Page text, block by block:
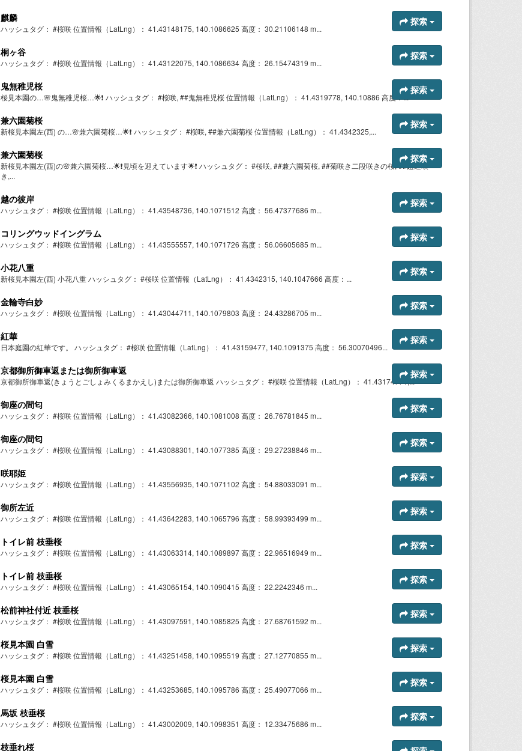
麒麟
ハッシュタグ： #桜咲 位置情報（LatLng）： 41.43148175, 140.1086625 高度： 30.21106148 m...
探索
桐ヶ谷
ハッシュタグ： #桜咲 位置情報（LatLng）： 41.43122075, 140.1086634 高度： 26.15474319 m...
探索
鬼無稚児桜
桜見本園の…🌸鬼無稚児桜…🌟❗ ハッシュタグ： #桜咲, ##鬼無稚児桜 位置情報（LatLng）： 41.4319778, 140.10886 高度：...
探索
兼六園菊桜
新桜見本園左(西) の…🌸兼六園菊桜…🌟❗ ハッシュタグ： #桜咲, ##兼六園菊桜 位置情報（LatLng）： 41.4342325,...
探索
兼六園菊桜
新桜見本園左(西)の🌸兼六園菊桜…🌟❗見頃を迎えています🌟❗ ハッシュタグ： #桜咲, ##兼六園菊桜, ##菊咲き二段咲きの桜, ##超遅咲
き,...
探索
越の彼岸
ハッシュタグ： #桜咲 位置情報（LatLng）： 41.43548736, 140.1071512 高度： 56.47377686 m...
探索
コリングウッドイングラム
ハッシュタグ： #桜咲 位置情報（LatLng）： 41.43555557, 140.1071726 高度： 56.06605685 m...
探索
小花八重
新桜見本園左(西) 小花八重 ハッシュタグ： #桜咲 位置情報（LatLng）： 41.4342315, 140.1047666 高度：...
探索
金輪寺白妙
ハッシュタグ： #桜咲 位置情報（LatLng）： 41.43044711, 140.1079803 高度： 24.43286705 m...
探索
紅華
日本庭園の紅華です。 ハッシュタグ： #桜咲 位置情報（LatLng）： 41.43159477, 140.1091375 高度： 56.30070496...
探索
京都御所御車返または御所御車返
京都御所御車返(きょうとごしょみくるまかえし)または御所御車返 ハッシュタグ： #桜咲 位置情報（LatLng）： 41.43174771,...
探索
御座の間匂
ハッシュタグ： #桜咲 位置情報（LatLng）： 41.43082366, 140.1081008 高度： 26.76781845 m...
探索
御座の間匂
ハッシュタグ： #桜咲 位置情報（LatLng）： 41.43088301, 140.1077385 高度： 29.27238846 m...
探索
咲耶姫
ハッシュタグ： #桜咲 位置情報（LatLng）： 41.43556935, 140.1071102 高度： 54.88033091 m...
探索
御所左近
ハッシュタグ： #桜咲 位置情報（LatLng）： 41.43642283, 140.1065796 高度： 58.99393499 m...
探索
トイレ前 枝垂桜
ハッシュタグ： #桜咲 位置情報（LatLng）： 41.43063314, 140.1089897 高度： 22.96516949 m...
探索
トイレ前 枝垂桜
ハッシュタグ： #桜咲 位置情報（LatLng）： 41.43065154, 140.1090415 高度： 22.2242346 m...
探索
松前神社付近 枝垂桜
ハッシュタグ： #桜咲 位置情報（LatLng）： 41.43097591, 140.1085825 高度： 27.68761592 m...
探索
桜見本園 白雪
ハッシュタグ： #桜咲 位置情報（LatLng）： 41.43251458, 140.1095519 高度： 27.12770855 m...
探索
桜見本園 白雪
ハッシュタグ： #桜咲 位置情報（LatLng）： 41.43253685, 140.1095786 高度： 25.49077066 m...
探索
馬坂 枝垂桜
ハッシュタグ： #桜咲 位置情報（LatLng）： 41.43002009, 140.1098351 高度： 12.33475686 m...
探索
枝垂れ桜